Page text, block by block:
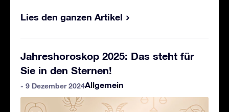
Lies den ganzen Artikel
Jahreshoroskop 2025: Das steht für
Sie in den Sternen!
Allgemein
- 9 Dezember 2024